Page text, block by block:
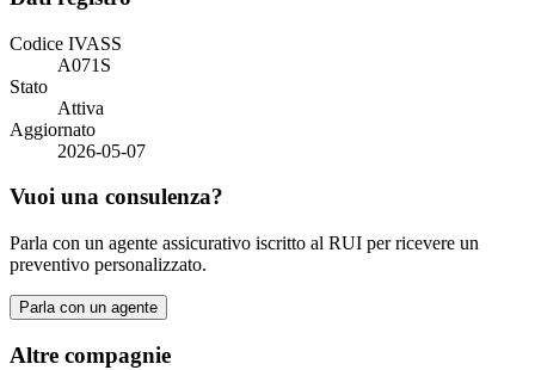
Codice IVASS
A071S
Stato
Attiva
Aggiornato
2026-05-07
Vuoi una consulenza?
Parla con un agente assicurativo iscritto al RUI per ricevere un
preventivo personalizzato.
Parla con un agente
Altre compagnie